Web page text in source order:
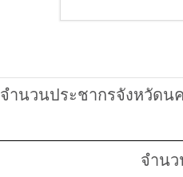
จำนวนประชากรจังหวัดน
จำน